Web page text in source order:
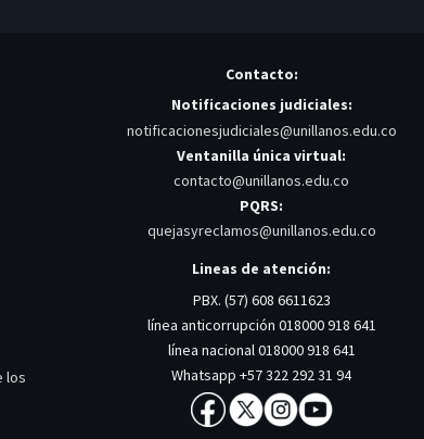
los
Contacto:
Notificaciones judiciales:
notificacionesjudiciales@unillanos.edu.co
Ventanilla única virtual:
contacto@unillanos.edu.co
PQRS:
quejasyreclamos@unillanos.edu.co
Lineas de atención:
PBX. (57) 608 6611623
línea anticorrupción 018000 918 641
línea nacional 018000 918 641
Whatsapp +57 322 292 31 94